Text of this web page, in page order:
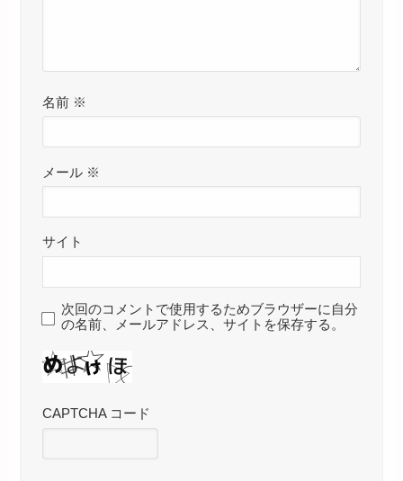
名前 ※
メール ※
サイト
次回のコメントで使用するためブラウザーに自分
の名前、メールアドレス、サイトを保存する。
CAPTCHA コード